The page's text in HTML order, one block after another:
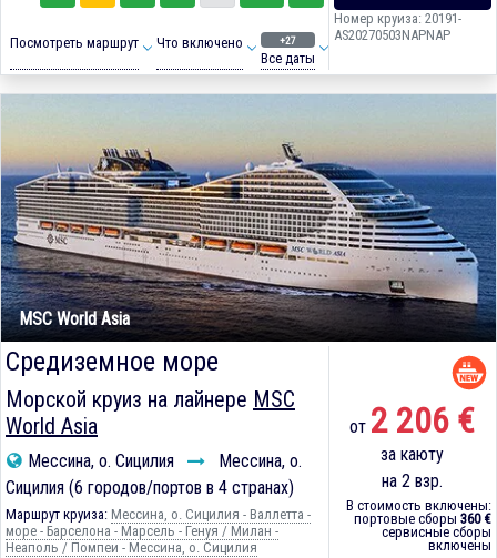
Посмотреть маршрут Что включено +27
Все даты
Номер круиза: 20191-
AS20270503NAPNAP
MSC World Asia
Средиземное море
Морской круиз на лайнере MSC
World Asia
Мессина, о. Сицилия
Мессина, о.
Сицилия (6 городов/портов в 4 странах)
Маршрут круиза: Мессина, о. Сицилия - Валлетта -
море - Барселона - Марсель - Генуя / Милан -
Неаполь / Помпеи - Мессина, о. Сицилия
от 2 206 €
за каюту
на 2 взр.
В стоимость включены:
портовые сборы 360 €
сервисные сборы
включены